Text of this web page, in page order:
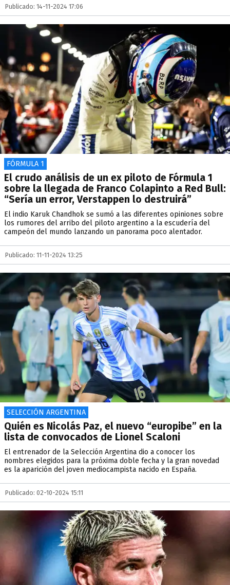
Publicado: 14-11-2024 17:06
FÓRMULA 1
El crudo análisis de un ex piloto de Fórmula 1
sobre la llegada de Franco Colapinto a Red Bull:
“Sería un error, Verstappen lo destruirá”
El indio Karuk Chandhok se sumó a las diferentes opiniones sobre
los rumores del arribo del piloto argentino a la escudería del
campeón del mundo lanzando un panorama poco alentador.
Publicado: 11-11-2024 13:25
SELECCIÓN ARGENTINA
Quién es Nicolás Paz, el nuevo “europibe” en la
lista de convocados de Lionel Scaloni
El entrenador de la Selección Argentina dio a conocer los
nombres elegidos para la próxima doble fecha y la gran novedad
es la aparición del joven mediocampista nacido en España.
Publicado: 02-10-2024 15:11